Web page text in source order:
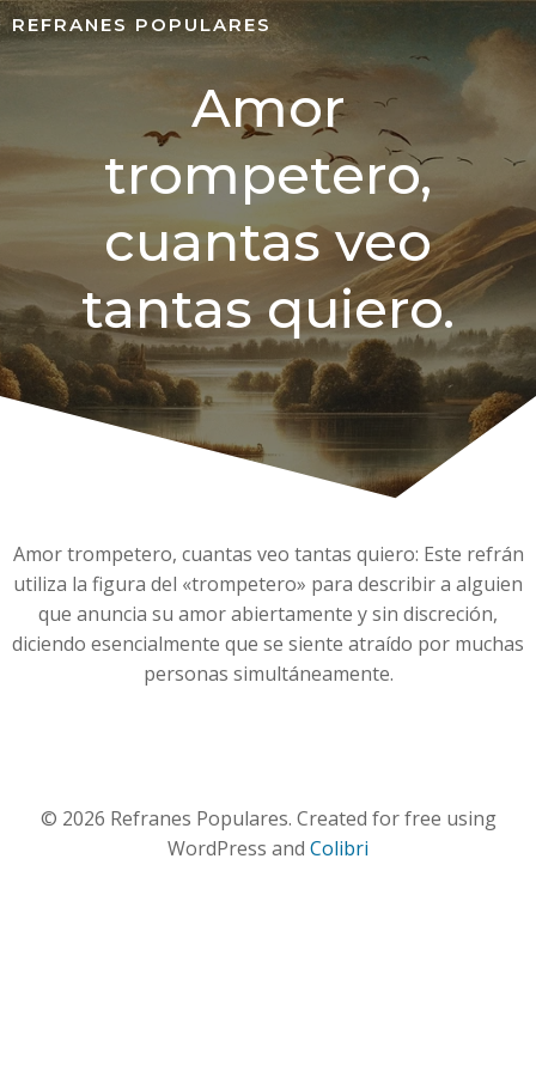
REFRANES POPULARES
Amor
trompetero,
cuantas veo
tantas quiero.
Amor trompetero, cuantas veo tantas quiero: Este refrán
utiliza la figura del «trompetero» para describir a alguien
que anuncia su amor abiertamente y sin discreción,
diciendo esencialmente que se siente atraído por muchas
personas simultáneamente.
© 2026 Refranes Populares. Created for free using
WordPress and Colibri